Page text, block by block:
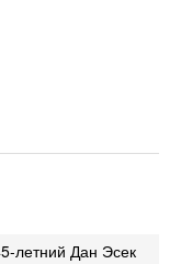
летний Дан Эсек